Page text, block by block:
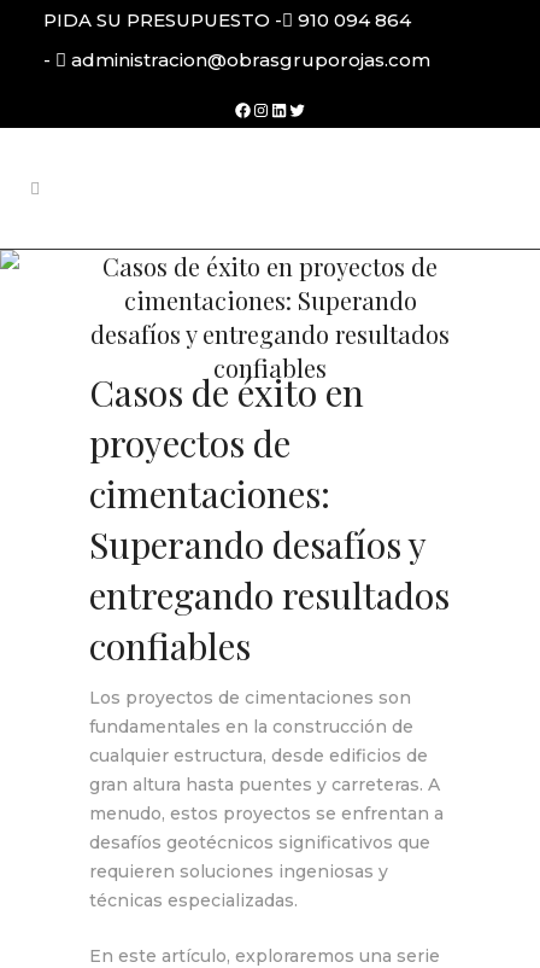
PIDA SU PRESUPUESTO -
910 094 864
-
administracion@obrasgruporojas.com
Facebook
Instagram
LinkedIn
Twitter
Casos de éxito en proyectos de
cimentaciones: Superando
desafíos y entregando resultados
confiables
Casos de éxito en
proyectos de
cimentaciones:
Superando desafíos y
entregando resultados
confiables
Los proyectos de cimentaciones son
fundamentales en la construcción de
cualquier estructura, desde edificios de
gran altura hasta puentes y carreteras. A
menudo, estos proyectos se enfrentan a
desafíos geotécnicos significativos que
requieren soluciones ingeniosas y
técnicas especializadas.
En este artículo, exploraremos una serie